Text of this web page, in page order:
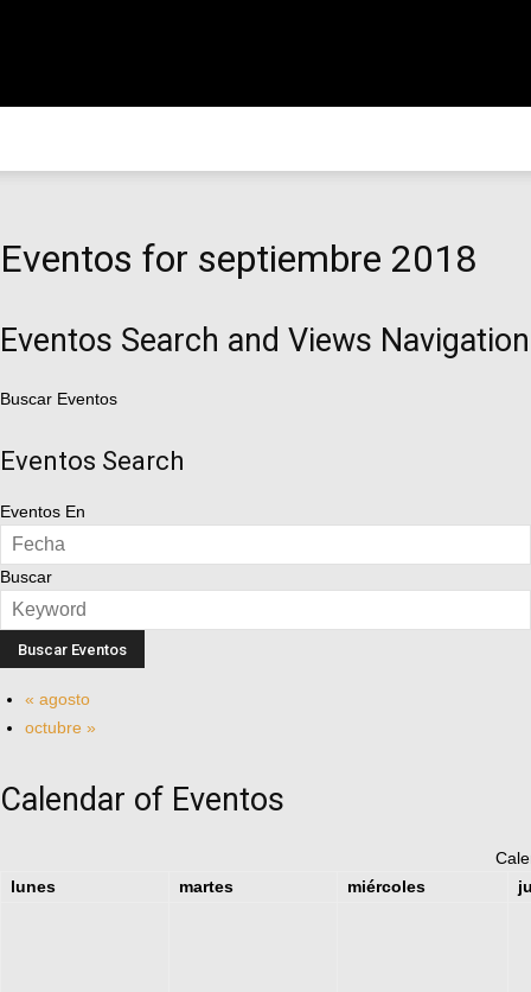
#CorriendoLaVoz
Eventos for septiembre 2018
Eventos Search and Views Navigation
Buscar Eventos
Eventos Search
Eventos En
Buscar
« agosto
octubre »
Calendar of Eventos
lunes
martes miércoles